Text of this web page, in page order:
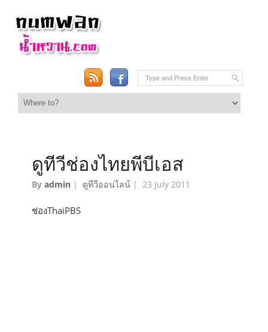
ดูทีวีช่องไทยพีบีเอส
Byadmin | ดูทีวีออนไลน์ |23 July 2011
ช่องThaiPBS